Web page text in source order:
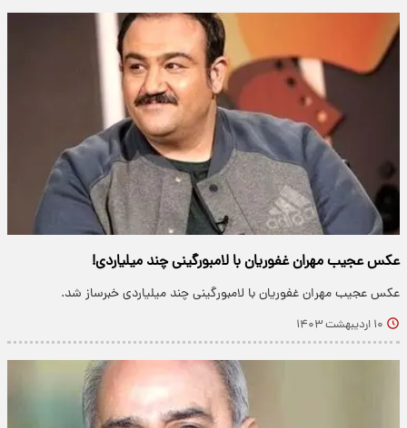
عکس عجیب مهران غفوریان با لامبورگینی چند میلیاردی!
عکس عجیب مهران غفوریان با لامبورگینی چند میلیاردی خبرساز شد.
۱۰ اردیبهشت ۱۴۰۳